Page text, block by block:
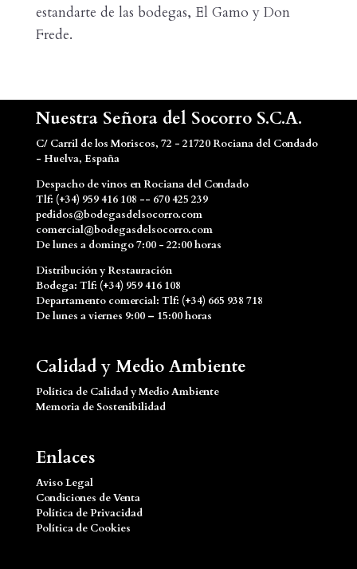
estandarte de las bodegas, El Gamo y Don
Frede.
Nuestra Señora del Socorro S.C.A.
C/ Carril de los Moriscos, 72 - 21720 Rociana del Condado
- Huelva, España
Despacho de vinos en Rociana del Condado
Tlf: (+34) 959 416 108 -- 670 425 239
pedidos@bodegasdelsocorro.com
comercial@bodegasdelsocorro.com
De lunes a domingo 7:00 - 22:00 horas
Distribución y Restauración
Bodega: Tlf: (+34) 959 416 108
Departamento comercial: Tlf: (+34) 665 938 718
De lunes a viernes 9:00 – 15:00 horas
Calidad y Medio Ambiente
Política de Calidad y Medio Ambiente
Memoria de Sostenibilidad
Enlaces
Aviso Legal
Condiciones de Venta
Política de Privacidad
Política de Cookies